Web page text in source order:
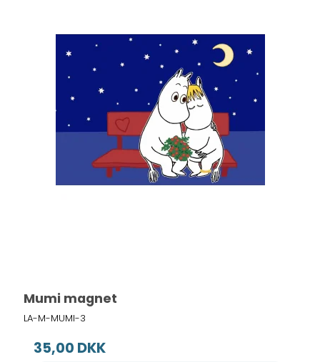
Mumi magnet
LA-M-MUMI-3
35,00 DKK